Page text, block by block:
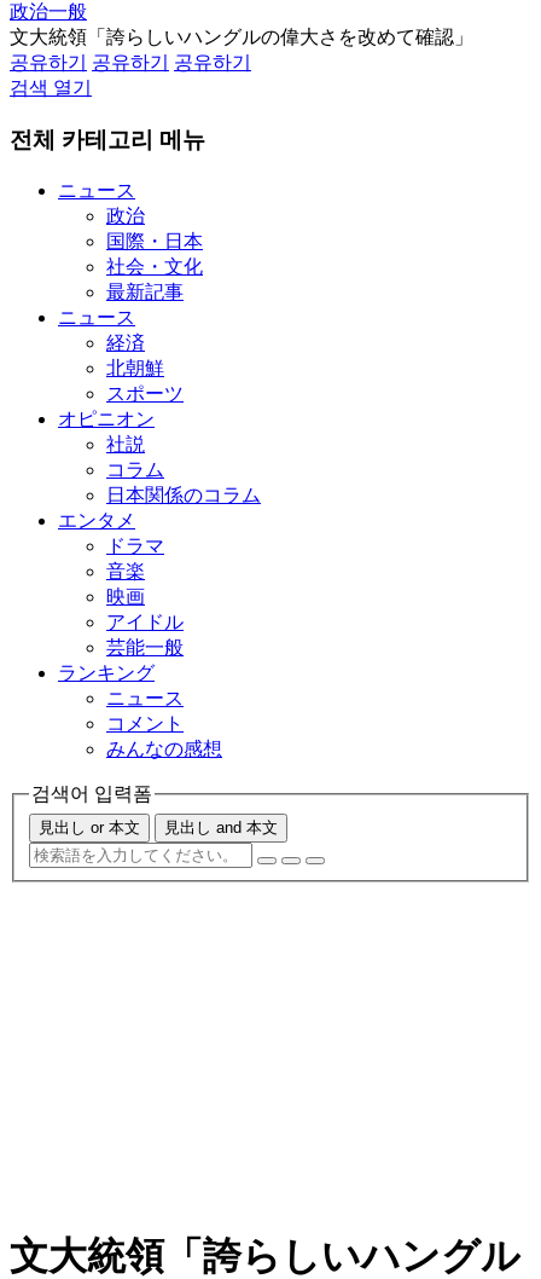
政治一般
文大統領「誇らしいハングルの偉大さを改めて確認」
공유하기
공유하기
공유하기
검색 열기
전체 카테고리 메뉴
ニュース
政治
国際・日本
社会・文化
最新記事
ニュース
経済
北朝鮮
スポーツ
オピニオン
社説
コラム
日本関係のコラム
エンタメ
ドラマ
音楽
映画
アイドル
芸能一般
ランキング
ニュース
コメント
みんなの感想
검색어 입력폼
見出し or 本文 見出し and 本文
文大統領「誇らしいハングル